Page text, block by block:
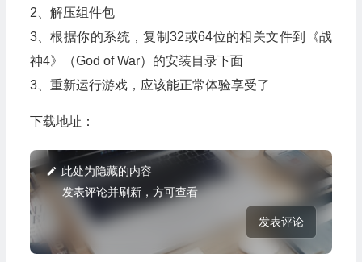
2、解压组件包
3、根据你的系统，复制32或64位的相关文件到《战
神4》（God of War）的安装目录下面
3、重新运行游戏，应该能正常体验享受了
下载地址：
此处为隐藏的内容
发表评论并刷新，方可查看
发表评论